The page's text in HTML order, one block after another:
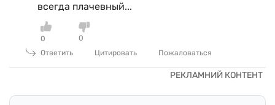
всегда плачевный...
0
0
Ответить
Цитировать Пожаловаться